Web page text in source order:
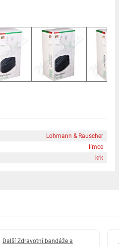
Lohmann & Rauscher
límce
krk
Další Zdravotní bandáže a